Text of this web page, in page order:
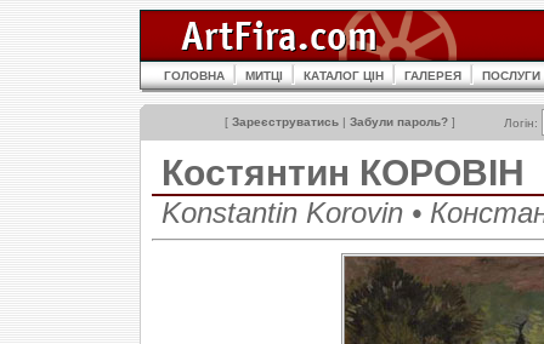
ГОЛОВНА МИТЦІ КАТАЛОГ ЦІН ГАЛЕРЕЯ ПОСЛУГИ
[ Зареєструватись | Забули пароль? ] Логін:
Костянтин КОРОВІН
Konstantin Korovin •